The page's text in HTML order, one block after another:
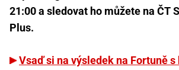
21:00 a sledovat ho můžete na ČT
Plus.
Vsaď si na výsledek na Fortuně s